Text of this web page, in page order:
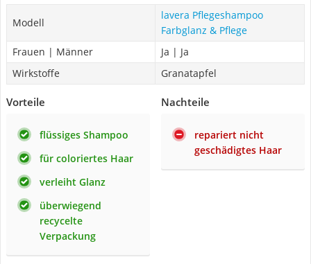
Modell
lavera Pflegeshampoo
Farbglanz & Pflege
Frauen | Männer
Ja | Ja
Wirkstoffe
Granatapfel
Vorteile
flüssiges Shampoo
für coloriertes Haar
verleiht Glanz
überwiegend
recycelte
Verpackung
Nachteile
repariert nicht
geschädigtes Haar